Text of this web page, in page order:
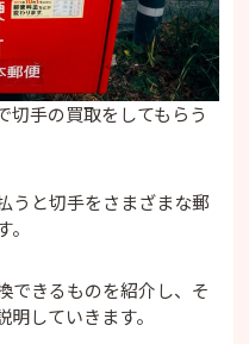
切手の買取をしてもらう
うと切手をさまざまな郵
できるものを紹介し、そ
していきます。